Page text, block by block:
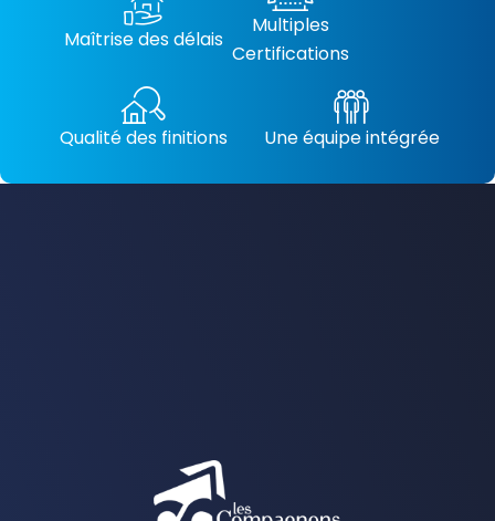
Maîtrise des délais
Multiples
Certifications
Qualité des finitions Une équipe intégrée